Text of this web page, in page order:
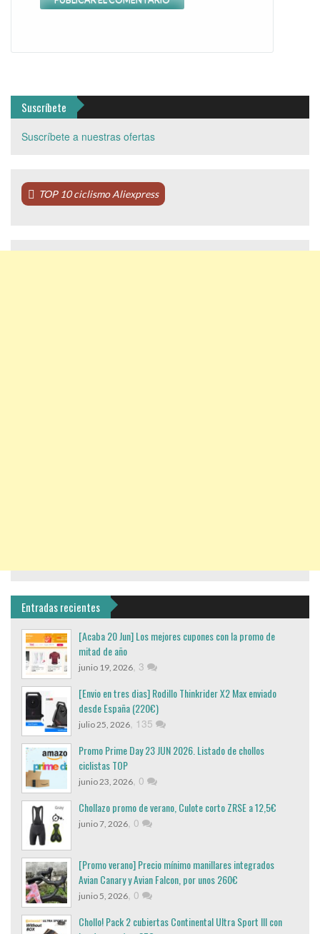
Suscríbete
Suscríbete a nuestras ofertas
TOP 10 ciclismo Aliexpress
Entradas recientes
[Acaba 20 Jun] Los mejores cupones con la promo de
mitad de año
junio 19, 2026, 3
[Envio en tres dias] Rodillo Thinkrider X2 Max enviado
desde España (220€)
julio 25, 2026, 135
Promo Prime Day 23 JUN 2026. Listado de chollos
ciclistas TOP
junio 23, 2026, 0
Chollazo promo de verano, Culote corto ZRSE a 12,5€
junio 7, 2026, 0
[Promo verano] Precio mínimo manillares integrados
Avian Canary y Avian Falcon, por unos 260€
junio 5, 2026, 0
Chollo! Pack 2 cubiertas Continental Ultra Sport III con